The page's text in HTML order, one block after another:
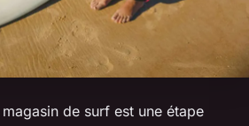
de surf est une étape